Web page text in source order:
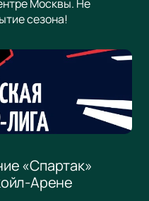
Москвы. Не
сезона!
«Спартак»
Арене